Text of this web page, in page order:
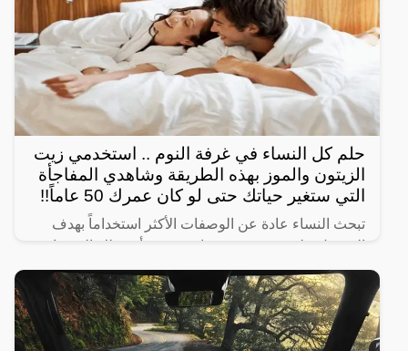
حلم كل النساء في غرفة النوم .. استخدمي زيت
الزيتون والموز بهذه الطريقة وشاهدي المفاجأة
التي ستغير حياتك حتى لو كان عمرك 50 عاماً!!
تبحث النساء عادة عن الوصفات الأكثر استخداماً بهدف
الحصول على شعر صحي وناعم، ومن أبرز تلك الوصفات
الخاصة بالبشرة والجسم للحصول على أفضل نتيجة خلال
فترة قصيرة،